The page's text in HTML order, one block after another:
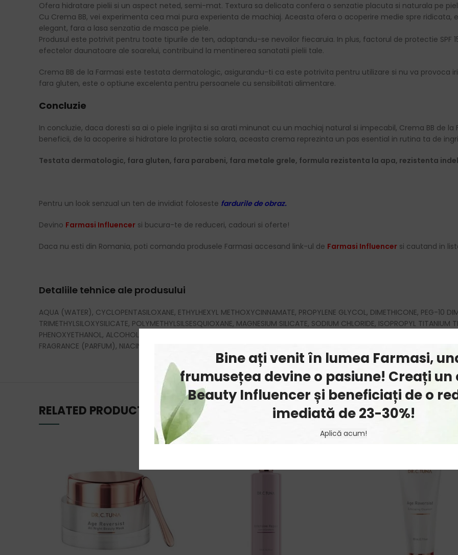
Bine ați venit în lumea Farmasi,
frumusețea devine o pasiune! Creați un
Beauty Influencer și beneficiați de o
imediată de 23-30%!
Aplică acum!
Ofera hidratare pielii si un aspect neted, semi-mat. Textura sa delicata confera o senzatie placuta si naturala pe
Cu Crema BB, vei experimenta cea mai pura experienta de machiaj. Aceasta ofera o acoperire medie spre
elegant, fara a lasa senzatia de masca pe piele.
Produsul este potrivit pentru toate tipurile de ten, adaptandu-se nevoilor fiecaruia. In plus, factorul de protectie
efectelor daunatoare ale soarelui, contribuind la mentinerea sanatatii pielii tale.
Crema BB de la Farmasi este testata dermatologic, asigurandu-ti ca este potrivita pentru utilizare si nu va provoca
fara gluten, este o optiune excelenta pentru persoanele cu sensibilitati alimentare.
Concluzie
In concluzie, daca doresti sa ai o piele ingrijita si sa arati minunat cu un machiaj natural si impecabil, Crema BB de
beneficii, de la acoperire si hidratare la protectie solara, aceasta crema reprezinta un pas esential in rutina ta de
Testata dermatologic, fara gluten, fara parabeni, fara metale grele, formula rezistenta la apa, rezistenta
Pentru un look senzual un ten de invidiat foloseste fardurile de obraz.
Devino Farmasi Influencer si bucura-te de reduceri, cadouri si oferte!
Daca nu esti din Romania, poti comanda produsele Farmasi accesand link-ul de Farmasi Influencer si cautand in
Detaliile tehnice ale produsului
AQUA (WATER), CYCLOPENTASILOXANE, ETHYLHEXYL METHOXYCINNAMATE, PROPYLENE GLYCOL, DIMETHICONE, PEG-10
TRIMETHYLSILOXYSILICATE, POLYMETHYLSILSESQUIOXANE, MAGNESIUM SILICATE, SODIUM CHLORIDE, ISOPROPYL TITANIUM
PHENOXYETHANOL, ALCOHOL DENAT., ETHYLHEXYLGLYCERIN, ARGANIA SPINOSA KERNEL OIL, AVENA SATIVA (OAT) KERNEL
FRAGRANCE (PARFUM), NIACINAMIDE, MACADEMIA TERNIFOLIA SEED OIL, BHT. [+/- MAY CONTAIN: CI 77891 / TITANIUM
RELATED PRODUCTS